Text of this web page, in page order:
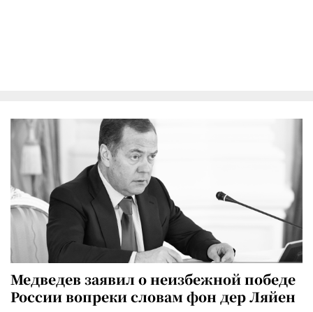
Медведев заявил о неизбежной победе
России вопреки словам фон дер Ляйен